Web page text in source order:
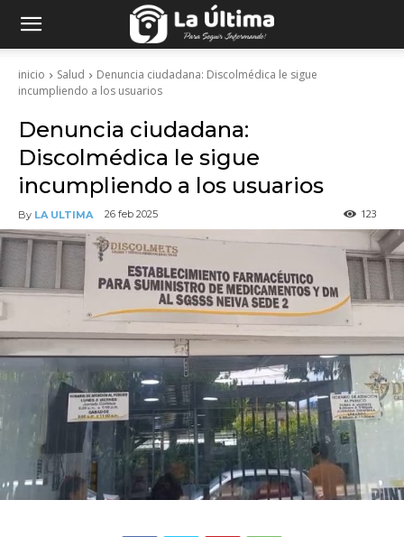
inicio Salud
Denuncia ciudadana: Discolmédica le sigue
incumpliendo a los usuarios
Denuncia ciudadana:
Discolmédica le sigue
incumpliendo a los usuarios
By LA ULTIMA 26 feb 2025 123